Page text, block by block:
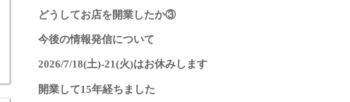
どうしてお店を開業したか③
今後の情報発信について
2026/7/18(土)-21(火)はお休みします
開業して15年経ちました